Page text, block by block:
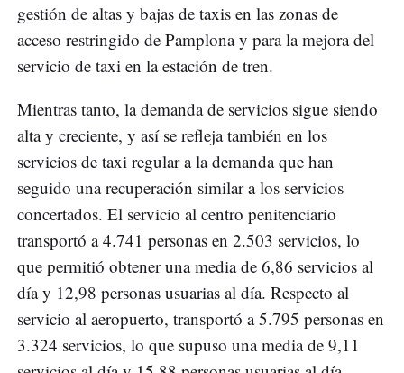
gestión de altas y bajas de taxis en las zonas de
acceso restringido de Pamplona y para la mejora del
servicio de taxi en la estación de tren.
Mientras tanto, la demanda de servicios sigue siendo
alta y creciente, y así se refleja también en los
servicios de taxi regular a la demanda que han
seguido una recuperación similar a los servicios
concertados. El servicio al centro penitenciario
transportó a 4.741 personas en 2.503 servicios, lo
que permitió obtener una media de 6,86 servicios al
día y 12,98 personas usuarias al día. Respecto al
servicio al aeropuerto, transportó a 5.795 personas en
3.324 servicios, lo que supuso una media de 9,11